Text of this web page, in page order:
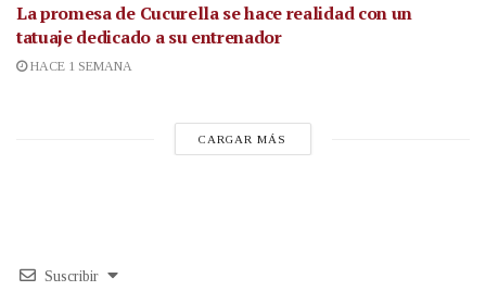
La promesa de Cucurella se hace realidad con un
tatuaje dedicado a su entrenador
HACE 1 SEMANA
CARGAR MÁS
Suscribir